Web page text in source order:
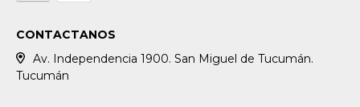
CONTACTANOS
Av. Independencia 1900. San Miguel de Tucumán.
Tucumán